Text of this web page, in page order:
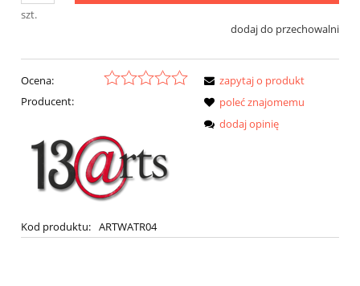
szt.
dodaj do przechowalni
Ocena:
Producent:
Kod produktu: ARTWATR04
zapytaj o produkt
poleć znajomemu
dodaj opinię